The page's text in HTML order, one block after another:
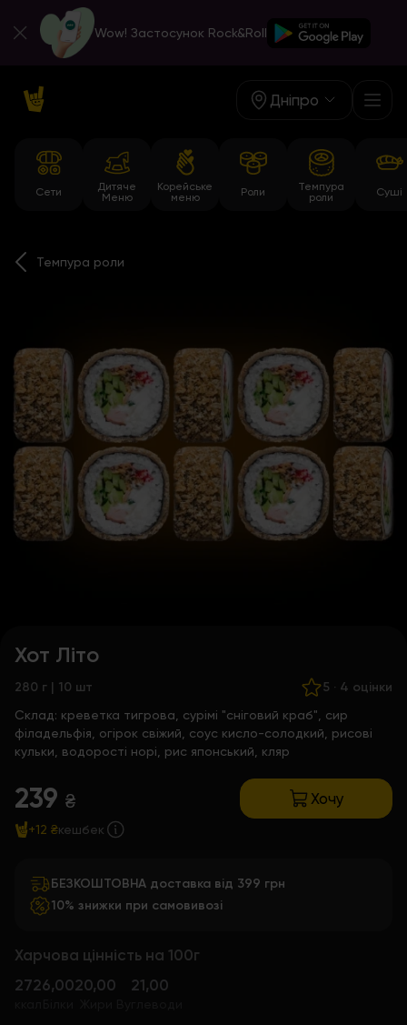
Wow! Застосунок Rock&Roll
Дніпро
Сети
Дитяче
Меню
Корейське
меню
Роли
Темпура
роли
Суші
Темпура роли
Хот Літо
280 г | 10 шт 5 · 4 оцінки
Склад: креветка тигрова, сурімі "сніговий краб", сир
філадельфія, огірок свіжий, соус кисло-солодкий, рисові
кульки, водорості норі, рис японський, кляр
239 ₴ Хочу
+12 ₴кешбек
БЕЗКОШТОВНА доставка від 399 грн
10% знижки при самовивозі
Харчова цінність на 100г
2726,0020,00 21,00